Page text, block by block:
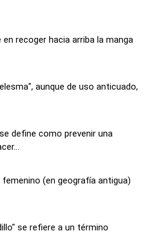
recoger hacia arriba la manga
aunque de uso anticuado,
define como prevenir una
(en geografía antigua)
se refiere a un término